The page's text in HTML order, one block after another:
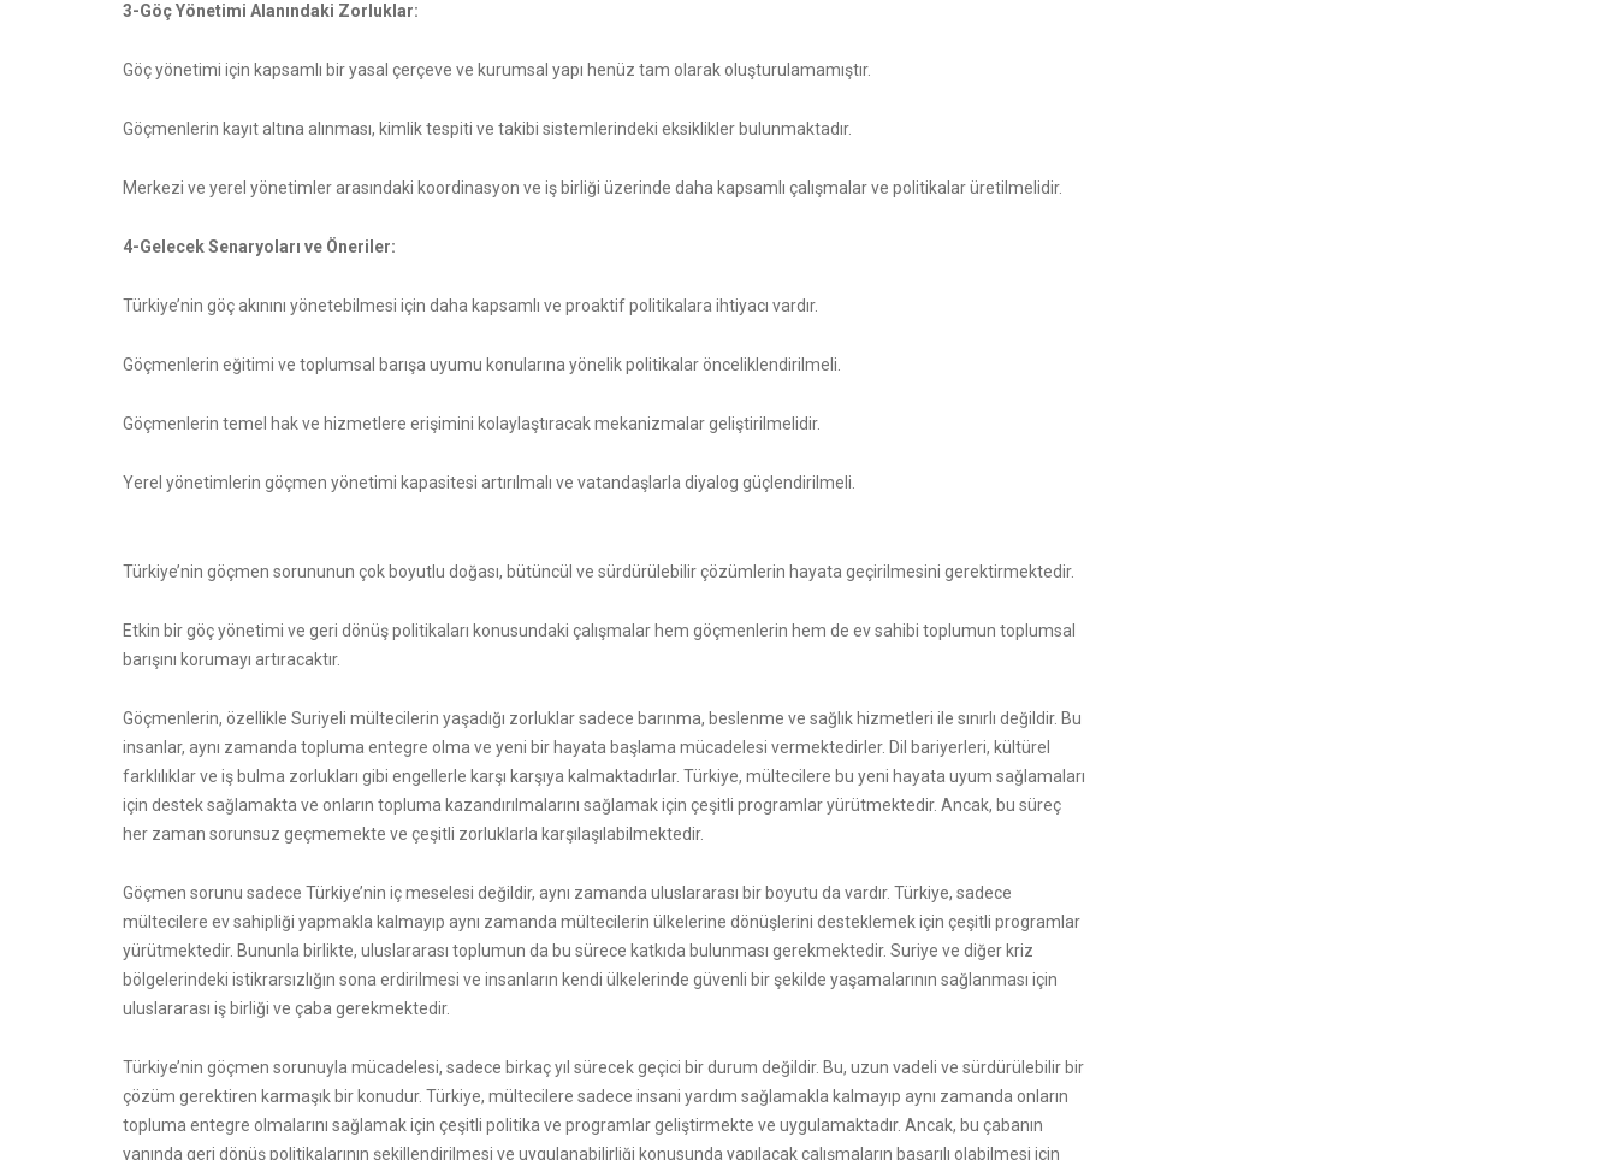
3-Göç Yönetimi Alanındaki Zorluklar:
Göç yönetimi için kapsamlı bir yasal çerçeve ve kurumsal yapı henüz tam olarak oluşturulamamıştır.
Göçmenlerin kayıt altına alınması, kimlik tespiti ve takibi sistemlerindeki eksiklikler bulunmaktadır.
Merkezi ve yerel yönetimler arasındaki koordinasyon ve iş birliği üzerinde daha kapsamlı çalışmalar ve politikalar üretilmelidir.
4-Gelecek Senaryoları ve Öneriler:
Türkiye’nin göç akınını yönetebilmesi için daha kapsamlı ve proaktif politikalara ihtiyacı vardır.
Göçmenlerin eğitimi ve toplumsal barışa uyumu konularına yönelik politikalar önceliklendirilmeli.
Göçmenlerin temel hak ve hizmetlere erişimini kolaylaştıracak mekanizmalar geliştirilmelidir.
Yerel yönetimlerin göçmen yönetimi kapasitesi artırılmalı ve vatandaşlarla diyalog güçlendirilmeli.
Türkiye’nin göçmen sorununun çok boyutlu doğası, bütüncül ve sürdürülebilir çözümlerin hayata geçirilmesini gerektirmektedir.
Etkin bir göç yönetimi ve geri dönüş politikaları konusundaki çalışmalar hem göçmenlerin hem de ev sahibi toplumun toplumsal
barışını korumayı artıracaktır.
Göçmenlerin, özellikle Suriyeli mültecilerin yaşadığı zorluklar sadece barınma, beslenme ve sağlık hizmetleri ile sınırlı değildir. Bu
insanlar, aynı zamanda topluma entegre olma ve yeni bir hayata başlama mücadelesi vermektedirler. Dil bariyerleri, kültürel
farklılıklar ve iş bulma zorlukları gibi engellerle karşı karşıya kalmaktadırlar. Türkiye, mültecilere bu yeni hayata uyum sağlamaları
için destek sağlamakta ve onların topluma kazandırılmalarını sağlamak için çeşitli programlar yürütmektedir. Ancak, bu süreç
her zaman sorunsuz geçmemekte ve çeşitli zorluklarla karşılaşılabilmektedir.
Göçmen sorunu sadece Türkiye’nin iç meselesi değildir, aynı zamanda uluslararası bir boyutu da vardır. Türkiye, sadece
mültecilere ev sahipliği yapmakla kalmayıp aynı zamanda mültecilerin ülkelerine dönüşlerini desteklemek için çeşitli programlar
yürütmektedir. Bununla birlikte, uluslararası toplumun da bu sürece katkıda bulunması gerekmektedir. Suriye ve diğer kriz
bölgelerindeki istikrarsızlığın sona erdirilmesi ve insanların kendi ülkelerinde güvenli bir şekilde yaşamalarının sağlanması için
uluslararası iş birliği ve çaba gerekmektedir.
Türkiye’nin göçmen sorunuyla mücadelesi, sadece birkaç yıl sürecek geçici bir durum değildir. Bu, uzun vadeli ve sürdürülebilir bir
çözüm gerektiren karmaşık bir konudur. Türkiye, mültecilere sadece insani yardım sağlamakla kalmayıp aynı zamanda onların
topluma entegre olmalarını sağlamak için çeşitli politika ve programlar geliştirmekte ve uygulamaktadır. Ancak, bu çabanın
yanında geri dönüş politikalarının şekillendirilmesi ve uygulanabilirliği konusunda yapılacak çalışmaların başarılı olabilmesi için